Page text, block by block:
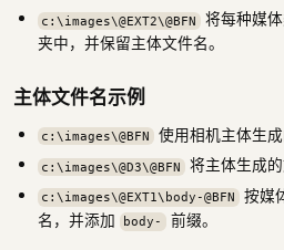
c:\images\@EXT2\@BFN
将每种媒
夹中，并保留主体文件名。
主体文件名示例
c:\images\@BFN 使用相机主体生
c:\images\@D3\@BFN 将主体生成
c:\images\@EXT1\body-@BFN
按媒
名，并添加
body- 前缀。